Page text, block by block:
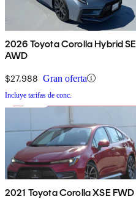
2026 Toyota Corolla Hybrid SE
AWD
$27,988 Gran oferta
Incluye tarifas de conc.
2021 Toyota Corolla XSE FWD